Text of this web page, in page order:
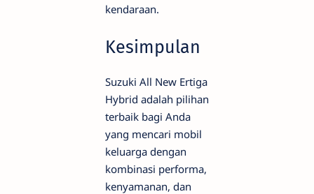
kendaraan.
Kesimpulan
Suzuki All New Ertiga
Hybrid adalah pilihan
terbaik bagi Anda
yang mencari mobil
keluarga dengan
kombinasi performa,
kenyamanan, dan